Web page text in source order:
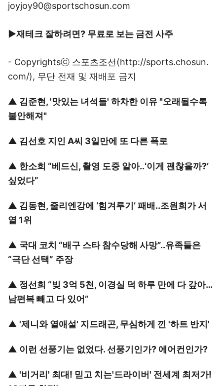
joyjoy90@sportschosun.com
▶재테크 잘하려면? 무료로 보는 금전 사주
- Copyrightsⓒ 스포츠조선(http://sports.chosun.
com/), 무단 전재 및 재배포 금지
▲ 김준현, '맛있는 녀석들' 하차한 이유 "오래될수록
불안해져"
▲ 김선호 지인 A씨 3일만에 또 다른 폭로
▲ 한소희 “베드신, 촬영 도중 알아..‘이게 괜찮을까?’
싶었다”
▲ 김동현, 줄리엔강에 ‘힘겨루기’ 패배..조원희가 서
열 1위
▲ 국대 코치 “배구 스타 참수당해 사망”..유족들은
“극단 선택” 주장
▲ 정선희 “빚 3억 5천, 이경실 덕 하루 만에 다 갚아…
남편복 빼고 다 있어”
▲ '제니와 열애설' 지드래곤, 무심하게 낀 '하트 반지'
▲ 이런 선풍기는 없었다. 선풍기인가? 에어컨인가?
▲ '비거리' 최대! 믿고 치는'드라이버' 전세계 최저가!